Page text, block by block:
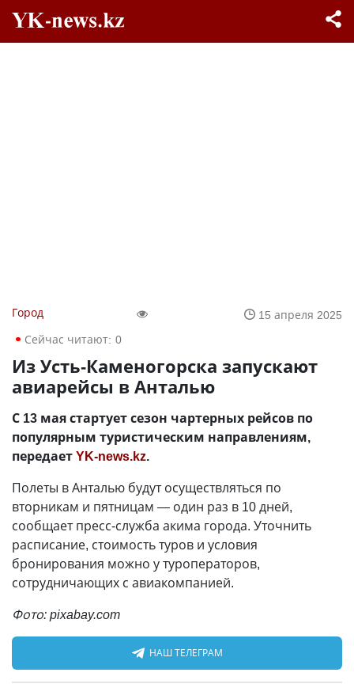
Город
15 апреля 2025
Сейчас читают: 0
Из Усть-Каменогорска запускают
авиарейсы в Анталью
С 13 мая стартует сезон чартерных рейсов по
популярным туристическим направлениям,
передаетYK-news.kz.
Полеты в Анталью будут осуществляться по
вторникам и пятницам — один раз в 10 дней,
сообщает пресс-служба акима города. Уточнить
расписание, стоимость туров и условия
бронирования можно у туроператоров,
сотрудничающих с авиакомпанией.
Фото: pixabay.com
НАШ ТЕЛЕГРАМ